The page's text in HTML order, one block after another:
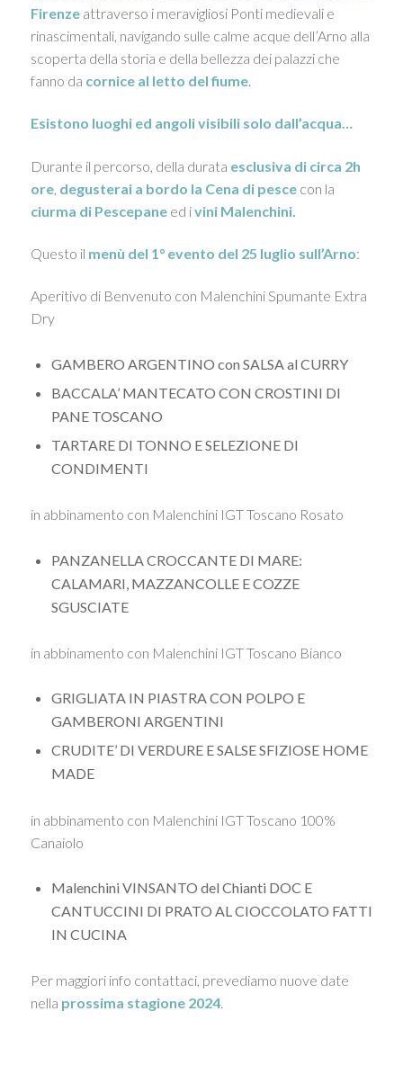
Firenzeattraverso i meravigliosi Ponti medievali e
rinascimentali, navigando sulle calme acque dell’Arno alla
scoperta della storia e della bellezza dei palazzi che
fanno da cornice al letto del fiume.
Esistono luoghi ed angoli visibili solo dall’acqua…
Durante il percorso, della durata esclusiva di circa 2h
ore, degusterai a bordo la Cena di pesce con la
ciurma di Pescepane ed ivini Malenchini.
Questo il menù del 1° evento del 25 luglio sull’Arno:
Aperitivo di Benvenuto con Malenchini Spumante Extra
Dry
GAMBERO ARGENTINO con SALSA al CURRY
BACCALA’ MANTECATO CON CROSTINI DI
PANE TOSCANO
TARTARE DI TONNO E SELEZIONE DI
CONDIMENTI
in abbinamento con Malenchini IGT Toscano Rosato
PANZANELLA CROCCANTE DI MARE:
CALAMARI, MAZZANCOLLE E COZZE
SGUSCIATE
in abbinamento con Malenchini IGT Toscano Bianco
GRIGLIATA IN PIASTRA CON POLPO E
GAMBERONI ARGENTINI
CRUDITE’ DI VERDURE E SALSE SFIZIOSE HOME
MADE
in abbinamento con Malenchini IGT Toscano 100%
Canaiolo
Malenchini VINSANTO del Chianti DOC E
CANTUCCINI DI PRATO AL CIOCCOLATO FATTI
IN CUCINA
Per maggiori info contattaci, prevediamo nuove date
nella prossima stagione 2024.